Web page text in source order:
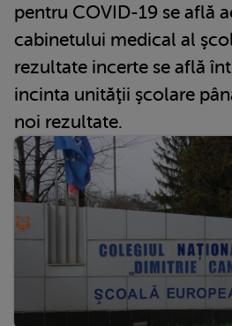
pentru COVID-19 se află
cabinetului medical al
rezultate incerte se află
incinta unităţii şcolare
noi rezultate.